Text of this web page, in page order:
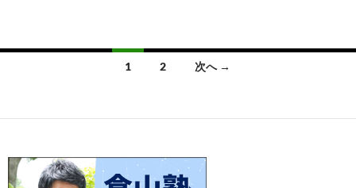
b es
y
n
ナ
ゲ
1 2 次へ →